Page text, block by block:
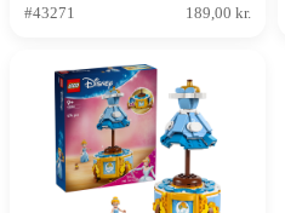
#43271
189,00 kr.